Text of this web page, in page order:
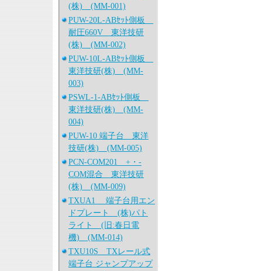
(株) (MM-001)
PUW-20L-ABｾｯﾄ側板
耐圧660V 東洋技研
(株) (MM-002)
PUW-10L-ABｾｯﾄ側板
東洋技研(株) (MM-
003)
PSWL-1-ABｾｯﾄ側板
東洋技研(株) (MM-
004)
PUW-10 端子台 東洋
技研(株) (MM-005)
PCN-COM201 +・-
COM混合 東洋技研
(株) (MM-009)
TXUA1 端子台用エン
ドプレート (株)パト
ライト (旧:春日電
機) (MM-014)
TXU10S TXレール式
端子台 ジャンプアップ